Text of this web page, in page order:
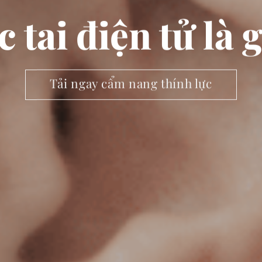
tai điện tử là
Tải ngay cẩm nang thính lực